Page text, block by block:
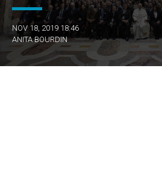
NOV 18, 2019 18:46
ANITA BOURDIN